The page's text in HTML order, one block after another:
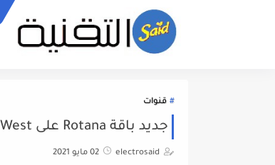
قنوات
جديد باقة Rotana على Nilesat 201 @ 7°West
electrosaid 02 مايو 2021